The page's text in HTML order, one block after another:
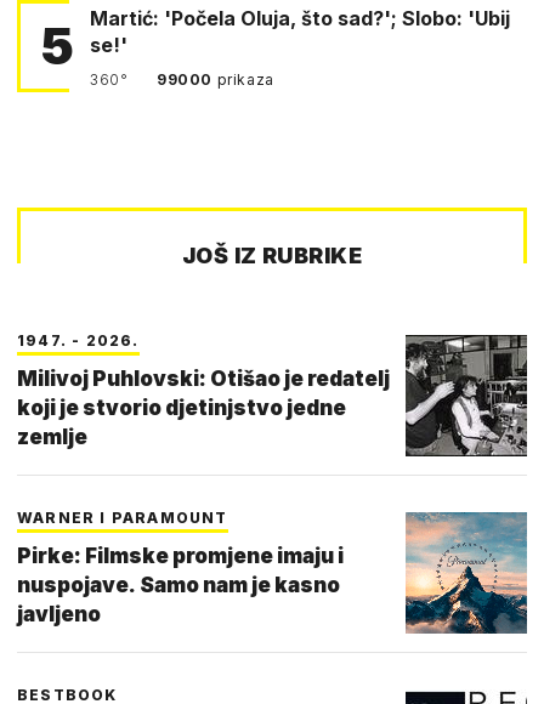
5
Martić: 'Počela Oluja, što sad?'; Slobo: 'Ubij
se!'
360° 99000 prikaza
JOŠ IZ RUBRIKE
1947. - 2026.
Milivoj Puhlovski: Otišao je redatelj
koji je stvorio djetinjstvo jedne
zemlje
WARNER I PARAMOUNT
Pirke: Filmske promjene imaju i
nuspojave. Samo nam je kasno
javljeno
BESTBOOK